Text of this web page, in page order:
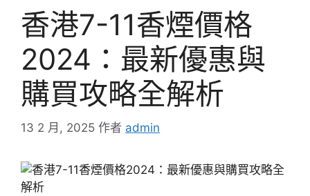
香港7-11香煙價格
2024：最新優惠與
購買攻略全解析
13 2 月, 2025 作者 admin